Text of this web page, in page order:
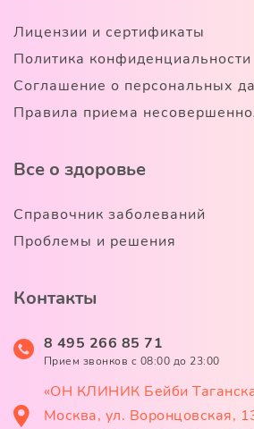
Лицензии и сертификаты
Политика конфиденциальности
Соглашение о персональных
Правила приема
Все о здоровье
Справочник заболеваний
Проблемы и решения
Контакты
8 495 266 85 71
Прием звонков c 08:00 до 23:00
«ОН КЛИНИК Бейби
Москва, ул. Воронцовская,